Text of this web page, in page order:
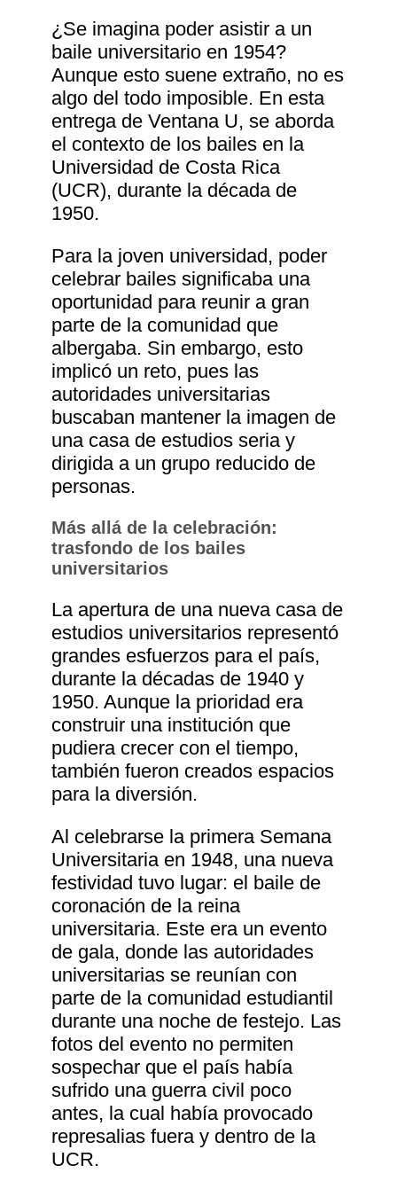
¿Se imagina poder asistir a un
baile universitario en 1954?
Aunque esto suene extraño, no es
algo del todo imposible. En esta
entrega de Ventana U, se aborda
el contexto de los bailes en la
Universidad de Costa Rica
(UCR), durante la década de
1950.
Para la joven universidad, poder
celebrar bailes significaba una
oportunidad para reunir a gran
parte de la comunidad que
albergaba. Sin embargo, esto
implicó un reto, pues las
autoridades universitarias
buscaban mantener la imagen de
una casa de estudios seria y
dirigida a un grupo reducido de
personas.
Más allá de la celebración:
trasfondo de los bailes
universitarios
La apertura de una nueva casa de
estudios universitarios representó
grandes esfuerzos para el país,
durante la décadas de 1940 y
1950. Aunque la prioridad era
construir una institución que
pudiera crecer con el tiempo,
también fueron creados espacios
para la diversión.
Al celebrarse la primera Semana
Universitaria en 1948, una nueva
festividad tuvo lugar: el baile de
coronación de la reina
universitaria. Este era un evento
de gala, donde las autoridades
universitarias se reunían con
parte de la comunidad estudiantil
durante una noche de festejo. Las
fotos del evento no permiten
sospechar que el país había
sufrido una guerra civil poco
antes, la cual había provocado
represalias fuera y dentro de la
UCR.